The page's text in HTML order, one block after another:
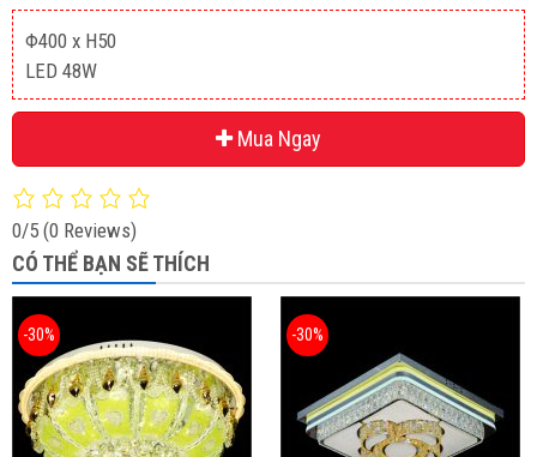
Φ400 x H50
LED 48W
Mua Ngay
0/5 (0 Reviews)
CÓ THỂ BẠN SẼ THÍCH
-30% -30%